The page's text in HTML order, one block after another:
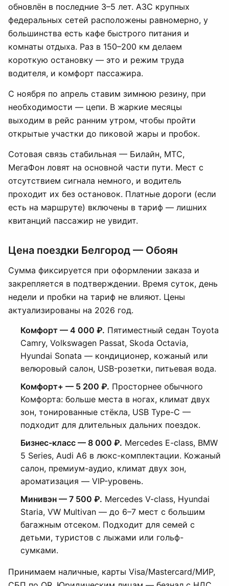
обновлён в последние 3–5 лет. АЗС крупных
федеральных сетей расположены равномерно, у
большинства есть кафе быстрого питания и
комнаты отдыха. Раз в 150–200 км делаем
короткую остановку — это и режим труда
водителя, и комфорт пассажира.
С ноября по апрель ставим зимнюю резину, при
необходимости — цепи. В жаркие месяцы
выходим в рейс ранним утром, чтобы пройти
открытые участки до пиковой жары и пробок.
Сотовая связь стабильная — Билайн, МТС,
МегаФон ловят на основной части пути. Мест с
отсутствием сигнала немного, и водитель
проходит их без остановок. Платные дороги (если
есть на маршруте) включены в тариф — лишних
квитанций пассажир не увидит.
Цена поездки Белгород — Обоян
Сумма фиксируется при оформлении заказа и
закрепляется в подтверждении. Время суток, день
недели и пробки на тариф не влияют. Цены
актуализированы на 2026 год.
Комфорт — 4 000 ₽. Пятиместный седан Toyota
Camry, Volkswagen Passat, Skoda Octavia,
Hyundai Sonata — кондиционер, кожаный или
велюровый салон, USB-розетки, питьевая вода.
Комфорт+ — 5 200 ₽. Просторнее обычного
Комфорта: больше места в ногах, климат двух
зон, тонированные стёкла, USB Type-C —
подходит для длительных дальних поездок.
Бизнес-класс — 8 000 ₽. Mercedes E-class, BMW
5 Series, Audi A6 в люкс-комплектации. Кожаный
салон, премиум-аудио, климат двух зон,
ароматизация — VIP-уровень.
Минивэн — 7 500 ₽. Mercedes V-class, Hyundai
Staria, VW Multivan — до 6–7 мест с большим
багажным отсеком. Подходит для семей с
детьми, туристов с лыжами или гольф-
сумками.
Принимаем наличные, карты Visa/Mastercard/МИР,